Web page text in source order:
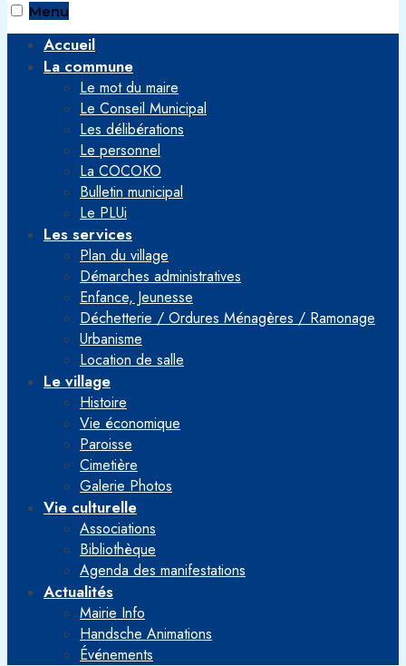
Menu
Accueil
La commune
Le mot du maire
Le Conseil Municipal
Les délibérations
Le personnel
La COCOKO
Bulletin municipal
Le PLUi
Les services
Plan du village
Démarches administratives
Enfance, Jeunesse
Déchetterie / Ordures Ménagères / Ramonage
Urbanisme
Location de salle
Le village
Histoire
Vie économique
Paroisse
Cimetière
Galerie Photos
Vie culturelle
Associations
Bibliothèque
Agenda des manifestations
Actualités
Mairie Info
Handsche Animations
Événements